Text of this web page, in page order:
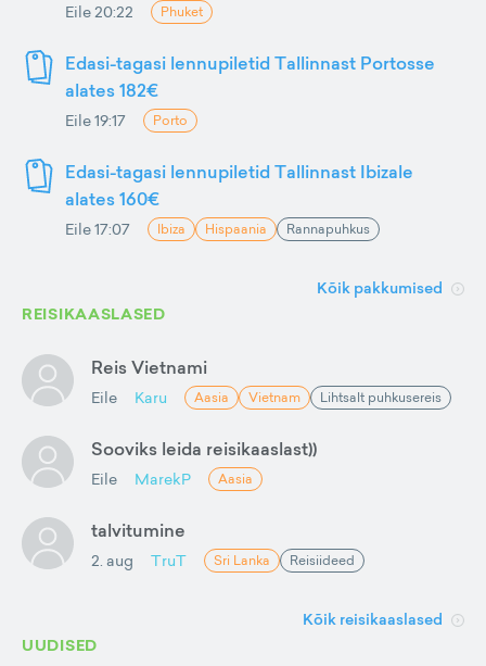
Eile 20:22 Phuket
Edasi-tagasi lennupiletid Tallinnast Portosse
alates 182€
Eile 19:17 Porto
Edasi-tagasi lennupiletid Tallinnast Ibizale
alates 160€
Eile 17:07 Ibiza Hispaania Rannapuhkus
Kõik pakkumised
REISIKAASLASED
Reis Vietnami
Eile Karu Aasia Vietnam Lihtsalt puhkusereis
Sooviks leida reisikaaslast))
Eile MarekP Aasia
talvitumine
2. aug TruT Sri Lanka Reisiideed
Kõik reisikaaslased
UUDISED